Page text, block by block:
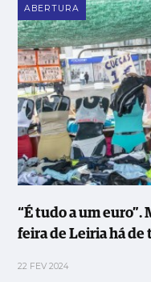
ABERTURA
“É tudo a um euro”.
feira de Leiria há de
22 FEV 2024